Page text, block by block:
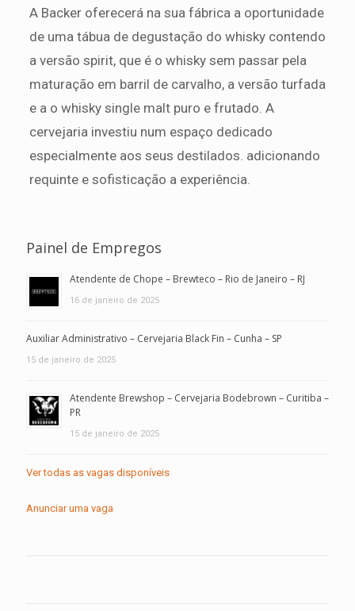
A Backer oferecerá na sua fábrica a oportunidade
de uma tábua de degustação do whisky contendo
a versão spirit, que é o whisky sem passar pela
maturação em barril de carvalho, a versão turfada
e a o whisky single malt puro e frutado. A
cervejaria investiu num espaço dedicado
especialmente aos seus destilados. adicionando
requinte e sofisticação a experiência.
Painel de Empregos
Atendente de Chope – Brewteco – Rio de Janeiro – RJ
16 de janeiro de 2025
Auxiliar Administrativo – Cervejaria Black Fin – Cunha – SP
15 de janeiro de 2025
Atendente Brewshop – Cervejaria Bodebrown – Curitiba –
PR
15 de janeiro de 2025
Ver todas as vagas disponíveis
Anunciar uma vaga